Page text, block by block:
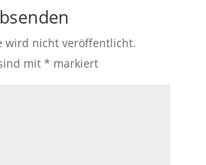
wird nicht veröffentlicht.
mit * markiert